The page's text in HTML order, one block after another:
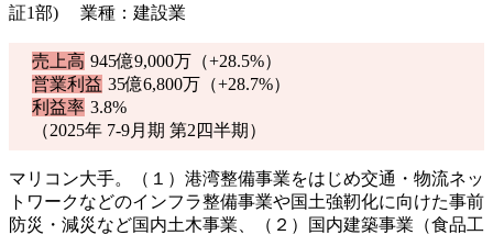
証1部) 業種：建設業
売上高 945億9,000万（+28.5%）
営業利益 35億6,800万（+28.7%）
利益率 3.8%
（2025年 7-9月期 第2四半期）
マリコン大手。（１）港湾整備事業をはじめ交通・物流ネッ
トワークなどのインフラ整備事業や国土強靭化に向けた事前
防災・減災など国内土木事業、（２）国内建築事業（食品工